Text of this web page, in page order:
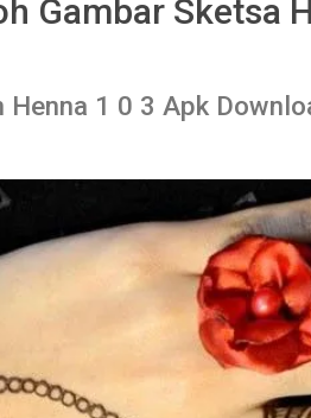
Gambar Sketsa
Henna 1 0 3 Apk